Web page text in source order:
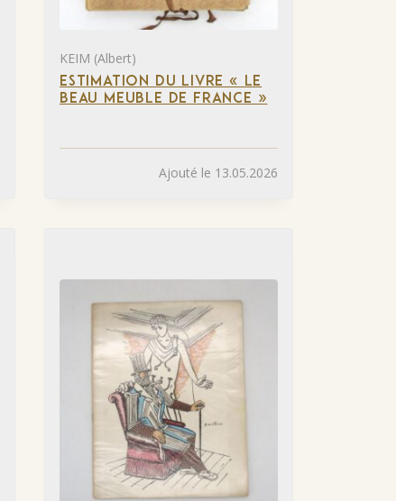
KEIM (Albert)
ESTIMATION DU LIVRE « LE
BEAU MEUBLE DE FRANCE »
Ajouté le 13.05.2026